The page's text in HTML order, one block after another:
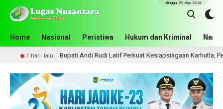
Home Nasional Peristiwa Hukum dan Kriminal
Minggu, 09 Agu 2026
Bupati Andi Rudi Latif Perkuat Kesiapsiagaan Karhutla, Pemkab Tanah